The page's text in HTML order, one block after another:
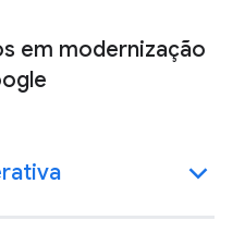
em modernização